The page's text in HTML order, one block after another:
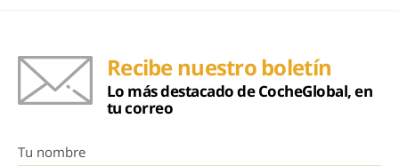
Recibe nuestro boletín
Lo más destacado de CocheGlobal, en
tu correo
Tu nombre